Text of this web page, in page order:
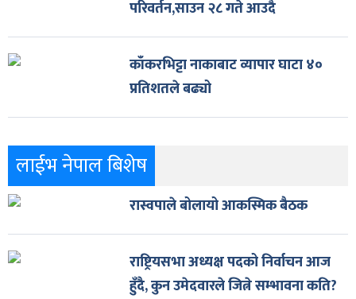
परिवर्तन,साउन २८ गते आउदै
काँकरभिट्टा नाकाबाट व्यापार घाटा ४०
प्रतिशतले बढ्यो
लाईभ नेपाल बिशेष
रास्वपाले बोलायो आकस्मिक बैठक
राष्ट्रियसभा अध्यक्ष पदको निर्वाचन आज
हुँदै, कुन उमेदवारले जित्ने सम्भावना कति?